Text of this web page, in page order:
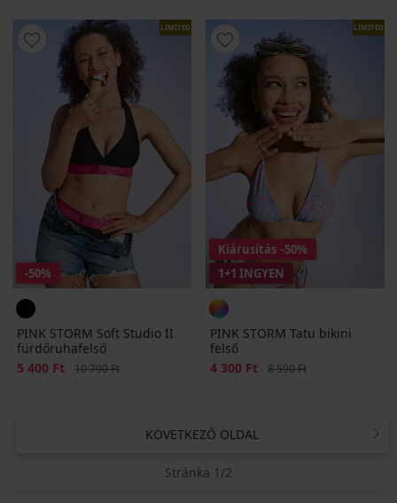
LIMITED
-50%
PINK STORM Soft Studio II
fürdőruhafelső
Kedvezmény
5 400 Ft Eredeti ár
10 790 Ft
LIMITED
Kiárusítás -50%
1+1 INGYEN
PINK STORM Tatu bikini
felső
Kedvezmény
4 300 Ft Eredeti ár
8 590 Ft
KÖVETKEZŐ OLDAL
Stránka 1/2